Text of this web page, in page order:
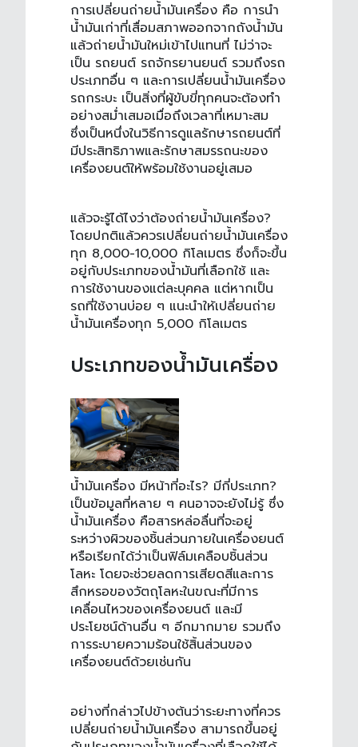
การเปลี่ยนถ่ายน้ำมันเครื่อง คือ การนำ
น้ำมันเก่าที่เสื่อมสภาพออกจากถังน้ำมัน
แล้วถ่ายน้ำมันใหม่เข้าไปแทนที่ ไม่ว่าจะ
เป็น รถยนต์ รถจักรยานยนต์ รวมถึงรถ
ประเภทอื่น ๆ และการเปลี่ยนน้ำมันเครื่อง
รถกระบะ เป็นสิ่งที่ผู้ขับขี่ทุกคนจะต้องทำ
อย่างสม่ำเสมอเมื่อถึงเวลาที่เหมาะสม
ซึ่งเป็นหนึ่งในวิธีการดูแลรักษารถยนต์ที่
มีประสิทธิภาพและรักษาสมรรถนะของ
เครื่องยนต์ให้พร้อมใช้งานอยู่เสมอ
แล้วจะรู้ได้ไงว่าต้องถ่ายน้ำมันเครื่อง?
โดยปกติแล้วควรเปลี่ยนถ่ายน้ำมันเครื่อง
ทุก 8,000-10,000 กิโลเมตร ซึ่งก็จะขึ้น
อยู่กับประเภทของน้ำมันที่เลือกใช้ และ
การใช้งานของแต่ละบุคคล แต่หากเป็น
รถที่ใช้งานบ่อย ๆ แนะนำให้เปลี่ยนถ่าย
น้ำมันเครื่องทุก 5,000 กิโลเมตร
ประเภทของน้ำมันเครื่อง
น้ำมันเครื่อง มีหน้าที่อะไร? มีกี่ประเภท?
เป็นข้อมูลที่หลาย ๆ คนอาจจะยังไม่รู้ ซึ่ง
น้ำมันเครื่อง คือสารหล่อลื่นที่จะอยู่
ระหว่างผิวของชิ้นส่วนภายในเครื่องยนต์
หรือเรียกได้ว่าเป็นฟิล์มเคลือบชิ้นส่วน
โลหะ โดยจะช่วยลดการเสียดสีและการ
สึกหรอของวัตถุโลหะในขณะที่มีการ
เคลื่อนไหวของเครื่องยนต์ และมี
ประโยชน์ด้านอื่น ๆ อีกมากมาย รวมถึง
การระบายความร้อนใช้สิ้นส่วนของ
เครื่องยนต์ด้วยเช่นกัน
อย่างที่กล่าวไปข้างต้นว่าระยะทางที่ควร
เปลี่ยนถ่ายน้ำมันเครื่อง สามารถขึ้นอยู่